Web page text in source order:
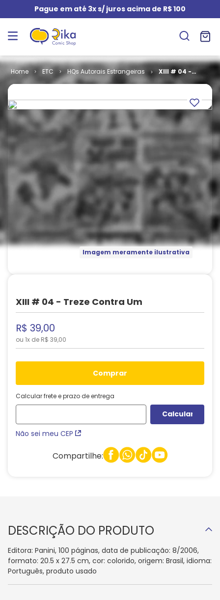
Pague em até 3x s/ juros acima de R$ 100
ETC HQs Autorais Estrangeiras
XIII # 04 -
Treze Contra
Imagem meramente ilustrativa
XIII # 04 - Treze Contra Um
R$ 39,00
ou 1x de R$ 39,00
comprar
Calcular frete e prazo de entrega
Não sei meu CEP
Compartilhe:
DESCRIÇÃO DO PRODUTO
Editora: Panini, 100 páginas, data de publicação: 8/2006,
formato: 20.5 x 27.5 cm, cor: colorido, origem: Brasil, idioma:
Português, produto usado